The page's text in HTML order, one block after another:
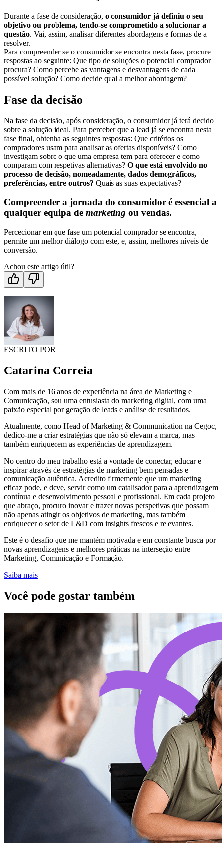
Durante a fase de consideração, o consumidor já definiu o seu
objetivo ou problema, tendo-se comprometido a solucionar a
questão. Vai, assim, analisar diferentes abordagens e formas de a
resolver.
Para compreender se o consumidor se encontra nesta fase, procure
respostas ao seguinte: Que tipo de soluções o potencial comprador
procura? Como percebe as vantagens e desvantagens de cada
possível solução? Como decide qual a melhor abordagem?
Fase da decisão
Na fase da decisão, após consideração, o consumidor já terá decido
sobre a solução ideal. Para perceber que a lead já se encontra nesta
fase final, obtenha as seguintes respostas: Que critérios os
compradores usam para analisar as ofertas disponíveis? Como
investigam sobre o que uma empresa tem para oferecer e como
comparam com respetivas alternativas? O que está envolvido no
processo de decisão, nomeadamente, dados demográficos,
preferências, entre outros? Quais as suas expectativas?
Compreender a jornada do consumidor é essencial a
qualquer equipa de marketing ou vendas.
Percecionar em que fase um potencial comprador se encontra,
permite um melhor diálogo com este, e, assim, melhores níveis de
conversão.
Achou este artigo útil?
ESCRITO POR
Catarina Correia
Com mais de 16 anos de experiência na área de Marketing e
Comunicação, sou uma entusiasta do marketing digital, com uma
paixão especial por geração de leads e análise de resultados.
Atualmente, como Head of Marketing & Communication na Cegoc,
dedico-me a criar estratégias que não só elevam a marca, mas
também enriquecem as experiências de aprendizagem.
No centro do meu trabalho está a vontade de conectar, educar e
inspirar através de estratégias de marketing bem pensadas e
comunicação autêntica. Acredito firmemente que um marketing
eficaz pode, e deve, servir como um catalisador para a aprendizagem
contínua e desenvolvimento pessoal e profissional. Em cada projeto
que abraço, procuro inovar e trazer novas perspetivas que possam
não apenas atingir os objetivos de marketing, mas também
enriquecer o setor de L&D com insights frescos e relevantes.
Este é o desafio que me mantém motivada e em constante busca por
novas aprendizagens e melhores práticas na interseção entre
Marketing, Comunicação e Formação.
Saiba mais
Você pode gostar também